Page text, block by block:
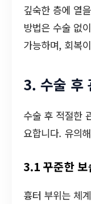
깊숙한 층에 열
방법은 수술 없
가능하며, 회복
3. 수술 후
수술 후 적절한
요합니다. 유의
3.1 꾸준한 보
흉터 부위는 체